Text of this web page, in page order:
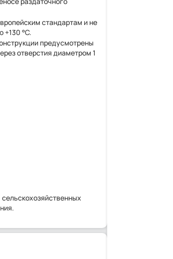
стандартам и не
°C.
предусмотрены
отверстия диаметром 1